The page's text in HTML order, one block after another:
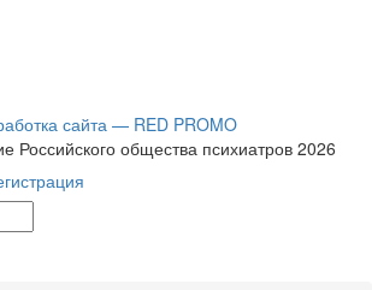
сайта — RED PROMO
Российского общества психиатров 2026